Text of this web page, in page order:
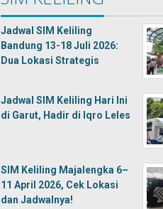
Jadwal SIM Keliling
Bandung 13-18 Juli 2026:
Dua Lokasi Strategis
Jadwal SIM Keliling Hari Ini
di Garut, Hadir di Iqro Leles
SIM Keliling Majalengka 6–
11 April 2026, Cek Lokasi
dan Jadwalnya!